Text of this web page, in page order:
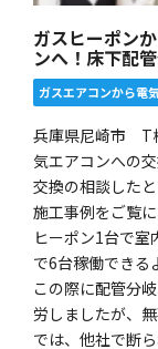
ガスヒーポン
ンへ！床下配
ガスエアコンから電
兵庫県尼崎市 T
気エアコンへの
交換の相談した
施工事例をご覧
ヒーポン1台で
で6台稼働できる
この際に配管分
労しましたが、
では、他社で断